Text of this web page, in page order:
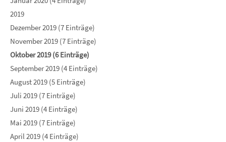
2019
Dezember 2019 (7 Einträge)
November 2019 (7 Einträge)
Oktober 2019 (6 Einträge)
September 2019 (4 Einträge)
August 2019 (5 Einträge)
Juli 2019 (7 Einträge)
Juni 2019 (4 Einträge)
Mai 2019 (7 Einträge)
April 2019 (4 Einträge)